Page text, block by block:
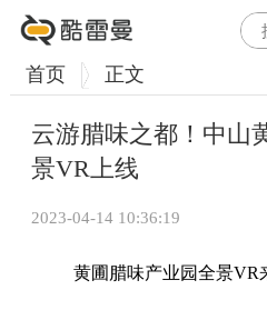
首页 正文
云游腊味之都！中山
景VR上线
2023-04-14 10:36:19
黄圃腊味产业园全景VR